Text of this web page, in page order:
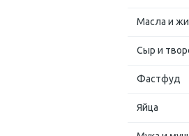
Масла и
Сыр и
Фастфуд
Яйца